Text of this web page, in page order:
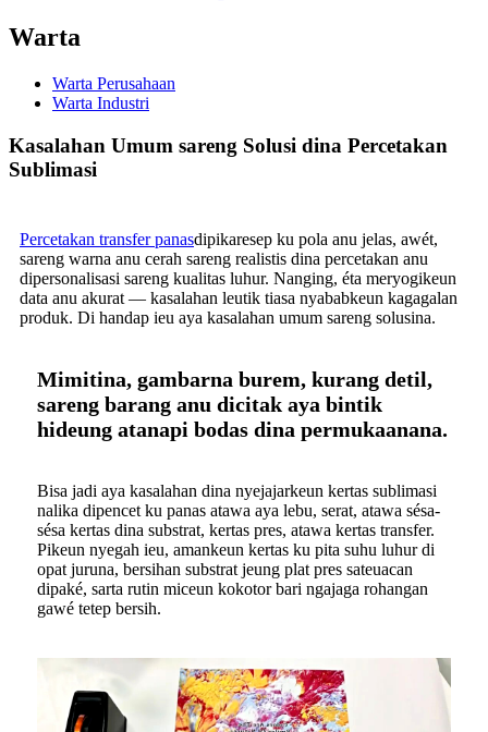
Warta
Warta Perusahaan
Warta Industri
Kasalahan Umum sareng Solusi dina Percetakan
Sublimasi
Percetakan transfer panasdipikaresep ku pola anu jelas, awét,
sareng warna anu cerah sareng realistis dina percetakan anu
dipersonalisasi sareng kualitas luhur. Nanging, éta meryogikeun
data anu akurat — kasalahan leutik tiasa nyababkeun kagagalan
produk. Di handap ieu aya kasalahan umum sareng solusina.
Mimitina, gambarna burem, kurang detil,
sareng barang anu dicitak aya bintik
hideung atanapi bodas dina permukaanana.
Bisa jadi aya kasalahan dina nyejajarkeun kertas sublimasi
nalika dipencet ku panas atawa aya lebu, serat, atawa sésa-
sésa kertas dina substrat, kertas pres, atawa kertas transfer.
Pikeun nyegah ieu, amankeun kertas ku pita suhu luhur di
opat juruna, bersihan substrat jeung plat pres sateuacan
dipaké, sarta rutin miceun kokotor bari ngajaga rohangan
gawé tetep bersih.